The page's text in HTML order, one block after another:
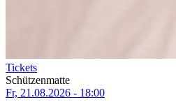
Tickets
Schützenmatte
Fr, 21.08.2026 - 18:00